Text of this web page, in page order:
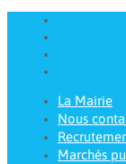
La Mairie
Nous
Marchés